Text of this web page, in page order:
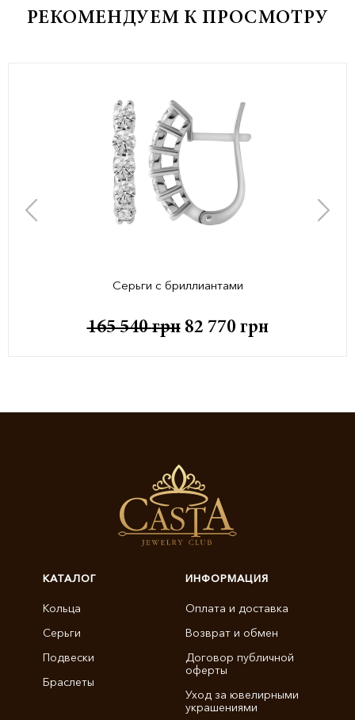
РЕКОМЕНДУЕМ К ПРОСМОТРУ
Серьги с бриллиантами
165 540грн 82 770 грн
КАТАЛОГ
Кольца
Серьги
Подвески
Браслеты
ИНФОРМАЦИЯ
Оплата и доставка
Возврат и обмен
Договор публичной
оферты
Уход за ювелирными
украшениями